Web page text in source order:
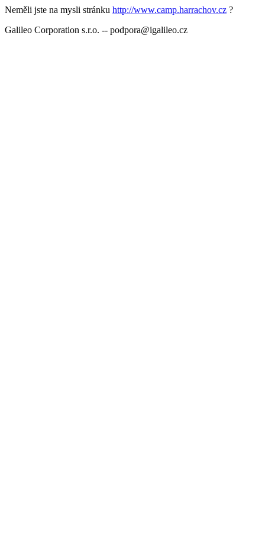
Neměli jste na mysli stránku http://www.camp.harrachov.cz ?
Galileo Corporation s.r.o. -- podpora@igalileo.cz